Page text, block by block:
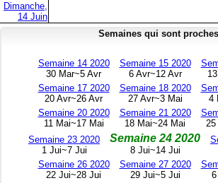
Dimanche,
14 Juin
Semaines qui sont proches
Semaine 14 2020
30 Mar~5 Avr
Semaine 15 2020
6 Avr~12 Avr
Semaine 17 2020
20 Avr~26 Avr
Semaine 18 2020
27 Avr~3 Mai
4
Semaine 20 2020
11 Mai~17 Mai
Semaine 21 2020
18 Mai~24 Mai
25
Semaine 23 2020
1 Jui~7 Jui
Semaine 24 2020
8 Jui~14 Jui
Semaine 26 2020
22 Jui~28 Jui
Semaine 27 2020
29 Jui~5 Jui